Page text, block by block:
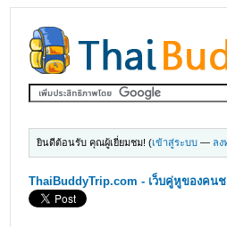
ยินดีต้อนรับ คุณผู้เยี่ยมชม! (เข้าสู่ระบบ — ลง
ThaiBuddyTrip.com - เว็บคู่หูของคนช